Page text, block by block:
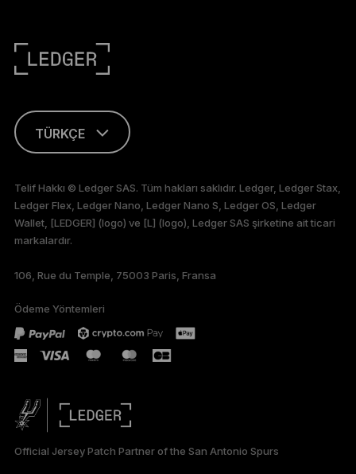
TÜRKÇE
FRANÇAIS
DEUTSCH
PORTUGUÊS
ESPAÑOL
РУССКИЙ
日本語
Telif Hakkı © Ledger SAS. Tüm hakları saklıdır. Ledger, Ledger Stax,
Ledger Flex, Ledger Nano, Ledger Nano S, Ledger OS, Ledger
Wallet, [LEDGER] (logo) ve [L] (logo), Ledger SAS şirketine ait ticari
markalardır.
106, Rue du Temple, 75003 Paris, Fransa
Ödeme Yöntemleri
Official Jersey Patch Partner of the San Antonio Spurs